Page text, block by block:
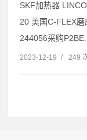
SKF加热器
20 美国C-FLEX
244056采购
2023-12-19 / 249